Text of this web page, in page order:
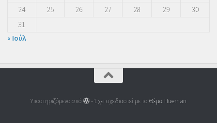
24
25 26 27 28 29
30
31
« Ιούλ
Υποστηριζόμενο από - Έχει σχεδιαστεί με το Θέμα Ηueman